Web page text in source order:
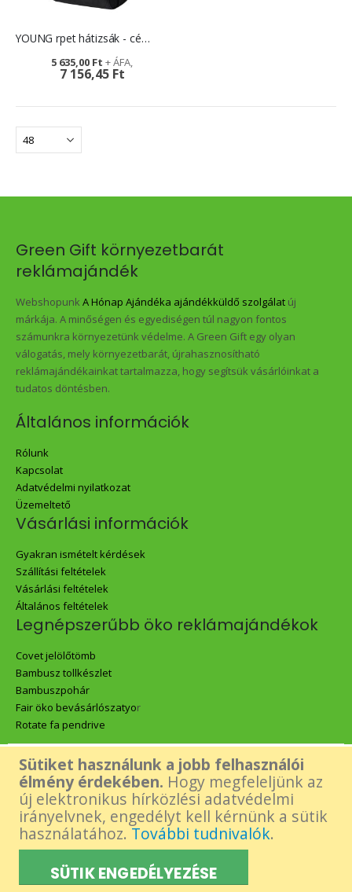
Sütiket használunk a jobb felhasználói
élmény érdekében. Hogy megfeleljünk az
új elektronikus hírközlési adatvédelmi
irányelvnek, engedélyt kell kérnünk a sütik
használatához. További tudnivalók.
SÜTIK ENGEDÉLYEZÉSE
YOUNG rpet hátizsák - céges ajándék
7 156,45 Ft
5 635,00 Ft
Green Gift környezetbarát
reklámajándék
Webshopunk A Hónap Ajándéka ajándékküldő szolgálat új
márkája. A minőségen és egyediségen túl nagyon fontos
számunkra környezetünk védelme. A Green Gift egy olyan
válogatás, mely környezetbarát, újrahasznosítható
reklámajándékainkat tartalmazza, hogy segítsük vásárlóinkat a
tudatos döntésben.
Általános információk
Rólunk
Kapcsolat
Adatvédelmi nyilatkozat
Üzemeltető
Vásárlási információk
Gyakran ismételt kérdések
Szállítási feltételek
Vásárlási feltételek
Általános feltételek
Legnépszerűbb öko reklámajándékok
Covet jelölőtömb
Bambusz tollkészlet
Bambuszpohár
Fair öko bevásárlószatyor
Rotate fa pendrive
Az oldalon található összes tartalom - beleértve a Green Gift logó,
képek és tartalmi elemek- felhasználásához a készítő előzetes,
írásos engedélye szükséges.